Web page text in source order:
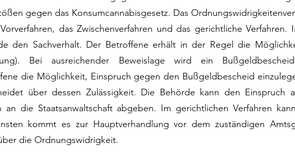
gegen das Konsumcannabisgesetz. Das
das Zwischenverfahren und das gerichtliche Verfahren.
den Sachverhalt. Der Betroffene erhält in der Regel die
Bei ausreichender Beweislage wird ein
die Möglichkeit, Einspruch gegen den Bußgeldbescheid
über dessen Zulässigkeit. Die Behörde kann den Einspruch
an die Staatsanwaltschaft abgeben. Im gerichtlichen Verfahren
kommt es zur Hauptverhandlung vor dem zuständigen
die Ordnungswidrigkeit.